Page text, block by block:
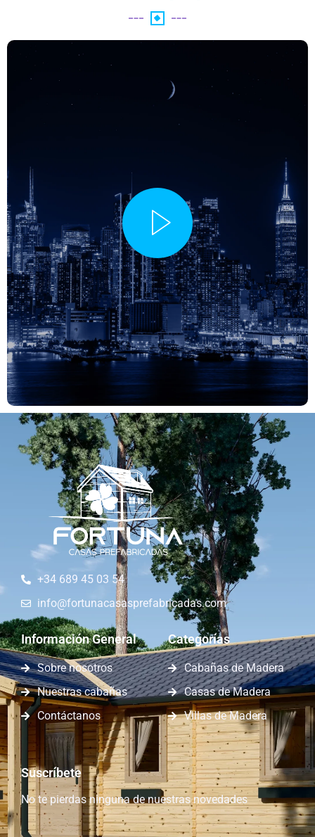
+34 689 45 03 54
info@fortunacasasprefabricadas.com
Información General
Sobre nosotros
Nuestras cabañas
Contáctanos
Categorías
Cabañas de Madera
Casas de Madera
Villas de Madera
Suscríbete
No te pierdas ninguna de nuestras novedades